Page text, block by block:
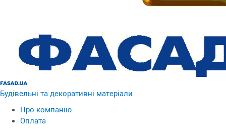
Будівельні та декоративні матеріали
Про компанію
Оплата